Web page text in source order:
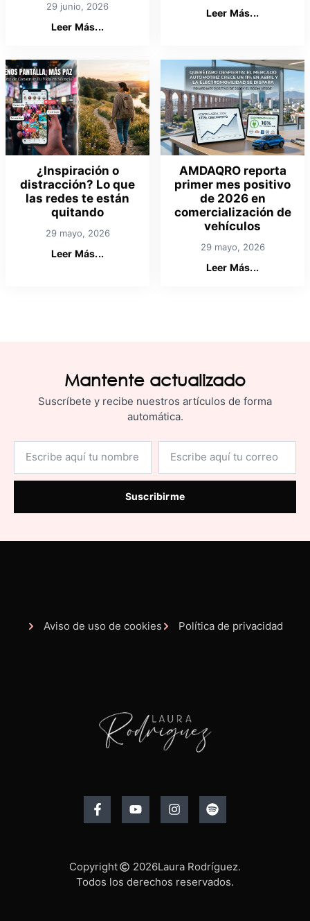
29 junio, 2026
Leer Más...
Leer Más...
¿Inspiración o
distracción? Lo que
las redes te están
quitando
29 mayo, 2026
Leer Más...
AMDAQRO reporta
primer mes positivo
de 2026 en
comercialización de
vehículos
29 mayo, 2026
Leer Más...
Mantente actualizado
Suscríbete y recibe nuestros artículos de forma
automática.
Suscribirme
Aviso de uso de cookies Política de privacidad
Copyright 2026Laura Rodríguez.
Todos los derechos reservados.